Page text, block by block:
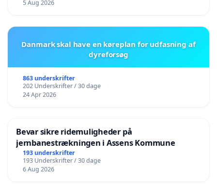
5 Aug 2026
Danmark skal have en køreplan for udfasning af
dyreforsøg
863 underskrifter
202 Underskrifter / 30 dage
24 Apr 2026
Bevar sikre ridemuligheder på
jernbanestrækningen i Assens Kommune
193 underskrifter
193 Underskrifter / 30 dage
6 Aug 2026